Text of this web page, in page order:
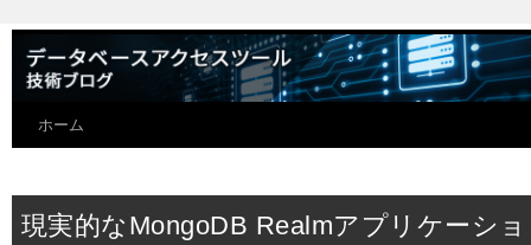
ホーム
現実的なMongoDB Realmアプリケーショ